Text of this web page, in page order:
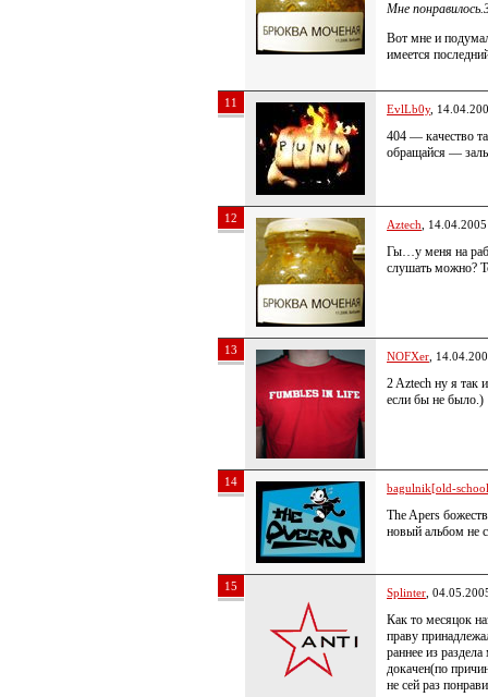
Мне
Вот мне и
имеется
11 EvlLb0y,
404 — качество
обращайся —
12 Aztech ,
Гы…у меня на
слушать можно?
13 NOFXer ,
2 Aztech ну я так
если бы не было.)
14 bagulnik[old-
The Apers
новый альбом
15 Splinter ,
Как то месяцок
праву
раннее из
докачен(по
не сей раз